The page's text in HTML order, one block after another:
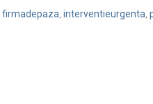
firmadepaza, interventieurgenta,